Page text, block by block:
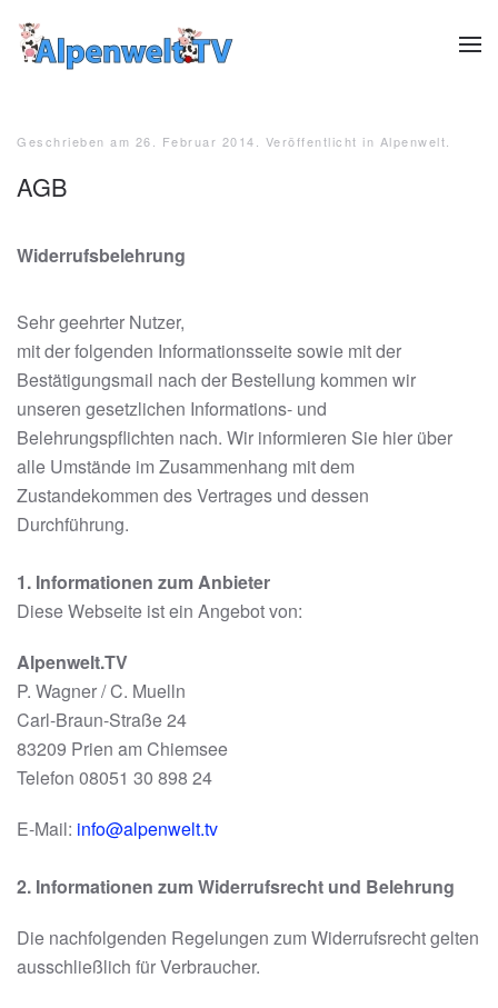
Zum Hauptinhalt springen
Geschrieben am 26. Februar 2014 . Veröffentlicht in Alpenwelt
AGB
Widerrufsbelehrung
Sehr geehrter Nutzer,
mit der folgenden Informationsseite sowie mit der
Bestätigungsmail nach der Bestellung kommen wir
unseren gesetzlichen Informations- und
Belehrungspflichten nach. Wir informieren Sie hier über
alle Umstände im Zusammenhang mit dem
Zustandekommen des Vertrages und dessen
Durchführung.
1. Informationen zum Anbieter
Diese Webseite ist ein Angebot von:
Alpenwelt.TV
P. Wagner / C. Muelln
Carl-Braun-Straße 24
83209 Prien am Chiemsee
Telefon 08051 30 898 24
E-Mail: info@alpenwelt.tv
2. Informationen zum Widerrufsrecht und Belehrung
Die nachfolgenden Regelungen zum Widerrufsrecht gelten
ausschließlich für Verbraucher.